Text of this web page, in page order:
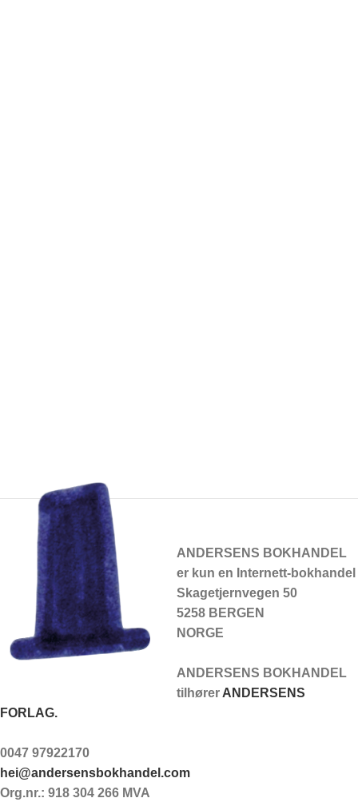
ANDERSENS BOKHANDEL
er kun en Internett-bokhandel
Skagetjernvegen 50
5258 BERGEN
NORGE
ANDERSENS BOKHANDEL
tilhører ANDERSENS
FORLAG.
0047 97922170
hei@andersensbokhandel.com
Org.nr.: 918 304 266 MVA